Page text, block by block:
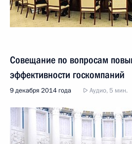
Совещание по вопросам
эффективности госкомпаний
9 декабря 2014 года Аудио, 5 мин.